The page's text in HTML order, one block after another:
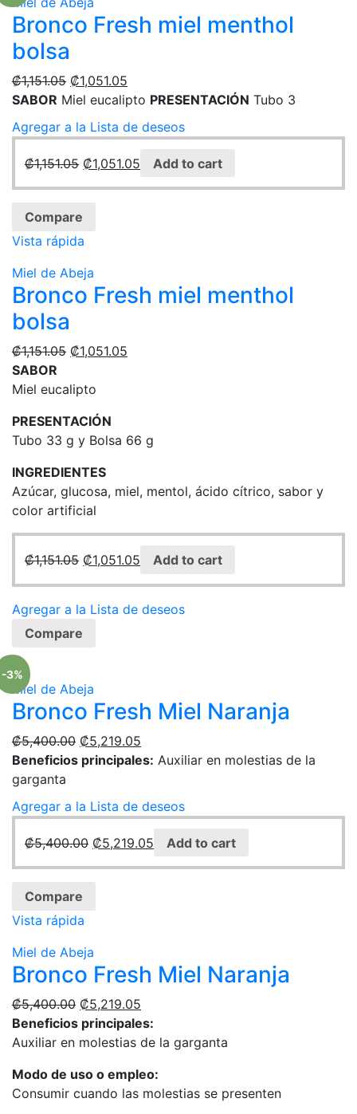
Bronco Fresh miel menthol
bolsa
₡1,151.05 ₡1,051.05
SABOR Miel eucalipto PRESENTACIÓN Tubo 3
Agregar a la Lista de deseos
₡1,151.05 ₡1,051.05 Add to cart
Compare
Vista rápida
Miel de Abeja
Bronco Fresh miel menthol
bolsa
₡1,151.05 ₡1,051.05
SABOR
Miel eucalipto
PRESENTACIÓN
Tubo 33 g y Bolsa 66 g
INGREDIENTES
Azúcar, glucosa, miel, mentol, ácido cítrico, sabor y
color artificial
₡1,151.05 ₡1,051.05 Add to cart
Agregar a la Lista de deseos
Compare
-3%
Miel de Abeja
Bronco Fresh Miel Naranja
₡5,400.00 ₡5,219.05
Beneficios principales: Auxiliar en molestias de la
garganta
Agregar a la Lista de deseos
₡5,400.00 ₡5,219.05 Add to cart
Compare
Vista rápida
Miel de Abeja
Bronco Fresh Miel Naranja
₡5,400.00 ₡5,219.05
Beneficios principales:
Auxiliar en molestias de la garganta
Modo de uso o empleo:
Consumir cuando las molestias se presenten